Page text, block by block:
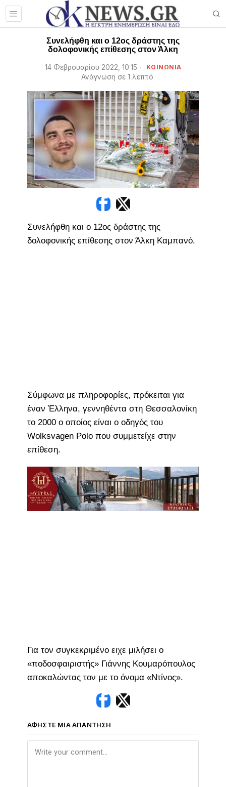
Συνελήφθη και ο 12ος δράστης της
δολοφονικής επίθεσης στον Άλκη
14 Φεβρουαρίου 2022, 10:15 ΚΟΙΝΩΝΙΑ
Ανάγνωση σε 1 λεπτό
Συνελήφθη και ο 12ος δράστης της
δολοφονικής επίθεσης στον Άλκη Καμπανό.
Σύμφωνα με πληροφορίες, πρόκειται για
έναν Έλληνα, γεννηθέντα στη Θεσσαλονίκη
το 2000 ο οποίος είναι ο οδηγός του
Wolksvagen Polo που συμμετείχε στην
επίθεση.
Για τον συγκεκριμένο ειχε μιλήσει ο
«ποδοσφαιριστής» Γιάννης Κουμαρόπουλος
αποκαλώντας τον με το όνομα «Ντίνος».
ΑΦΉΣΤΕ ΜΙΑ ΑΠΆΝΤΗΣΗ